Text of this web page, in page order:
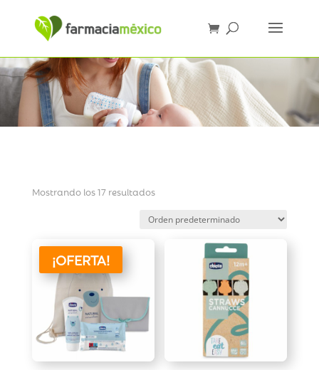
Mostrando los 17 resultados
¡OFERTA!